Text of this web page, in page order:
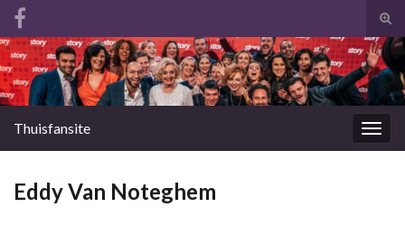
Search for:
Thuisfansite
Eddy Van Noteghem